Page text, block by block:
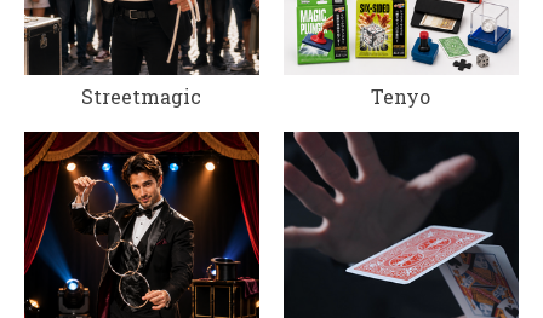
Streetmagic Tenyo